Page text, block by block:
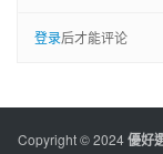
登录后才能评论
Copyright © 2024優好